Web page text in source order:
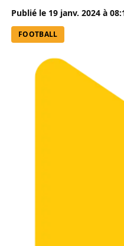
Publié le 19 janv. 2024 à
FOOTBALL